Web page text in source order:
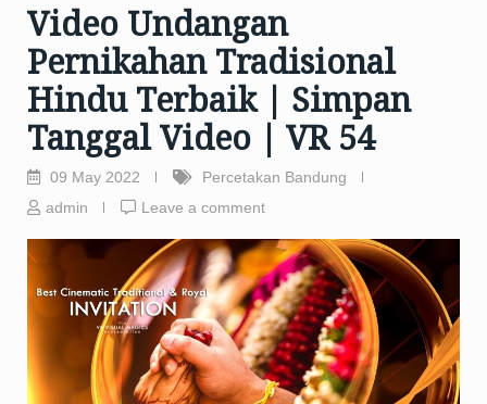
Video Undangan
Pernikahan Tradisional
Hindu Terbaik | Simpan
Tanggal Video | VR 54
09 May 2022
Percetakan Bandung
admin
Leave a comment